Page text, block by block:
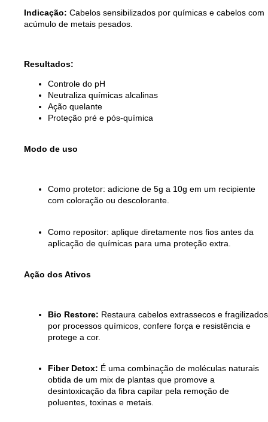
Indicação: Cabelos sensibilizados por químicas e cabelos com
acúmulo de metais pesados.
Resultados:
Controle do pH
Neutraliza químicas alcalinas
Ação quelante
Proteção pré e pós-química
Modo de uso
Como protetor: adicione de 5g a 10g em um recipiente
com coloração ou descolorante.
Como repositor: aplique diretamente nos fios antes da
aplicação de químicas para uma proteção extra.
Ação dos Ativos
Bio Restore: Restaura cabelos extrassecos e fragilizados
por processos químicos, confere força e resistência e
protege a cor.
Fiber Detox: É uma combinação de moléculas naturais
obtida de um mix de plantas que promove a
desintoxicação da fibra capilar pela remoção de
poluentes, toxinas e metais.